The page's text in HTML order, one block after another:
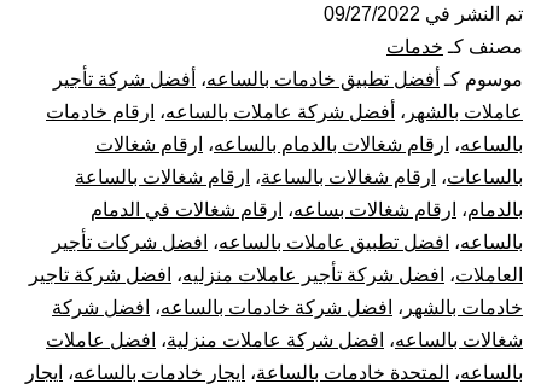
بالساعة
بالدمام
تم النشر في 09/27/2022
مصنف كـ خدمات
موسوم كـ أفضل تطبيق خادمات بالساعه، أفضل شركة تأجير
عاملات بالشهر ، أفضل شركة عاملات بالساعه، ارقام خادمات
بالساعه، ارقام شغالات بالدمام بالساعه، ارقام شغالات
بالساعات، ارقام شغالات بالساعة، ارقام شغالات بالساعة
بالدمام، ارقام شغالات بساعه، ارقام شغالات في الدمام
بالساعه، افضل تطبيق عاملات بالساعه، افضل شركات تأجير
العاملات، افضل شركة تأجير عاملات منزليه، افضل شركة تاجير
خادمات بالشهر ، افضل شركة خادمات بالساعه، افضل شركة
شغالات بالساعه، افضل شركة عاملات منزلية، افضل عاملات
بالساعه، المتحدة خادمات بالساعة، ايجار خادمات بالساعه، ايجار